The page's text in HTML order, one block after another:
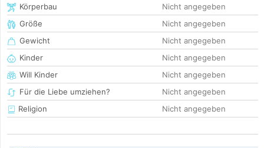
Körperbau
Nicht angegeben
Größe
Nicht angegeben
Gewicht
Nicht angegeben
Kinder
Nicht angegeben
Will Kinder
Nicht angegeben
Für die Liebe umziehen?
Nicht angegeben
Religion
Nicht angegeben